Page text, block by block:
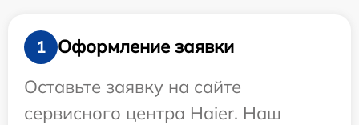
1
Оформление заявки
Оставьте заявку на сайте
сервисного центра Haier. Наш